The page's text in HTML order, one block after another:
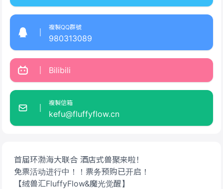
首届环渤海大联合 酒店式兽聚来啦！
免票活动进行中！！票务预购已开启！
【绒兽汇FluffyFlow&魔光觉醒】
複製QQ群號
980313089
Bilibili
複製信箱
kefu@fluffyflow.cn